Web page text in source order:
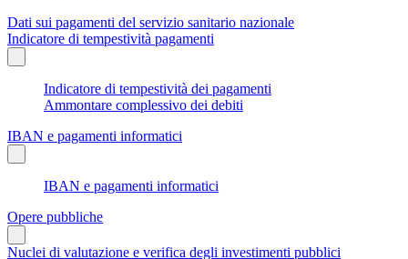
Dati sui pagamenti del servizio sanitario nazionale
Indicatore di tempestività pagamenti
Indicatore di tempestività dei pagamenti
Ammontare complessivo dei debiti
IBAN e pagamenti informatici
IBAN e pagamenti informatici
Opere pubbliche
Nuclei di valutazione e verifica degli investimenti pubblici